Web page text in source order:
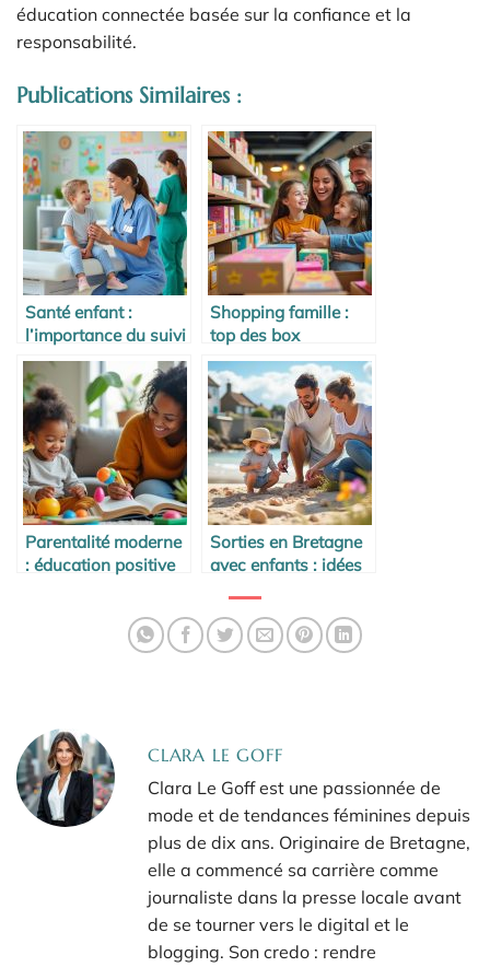
éducation connectée basée sur la confiance et la
responsabilité.
Publications Similaires :
Santé enfant :
l’importance du suivi
médical régulier
Shopping famille :
top des box
mensuelles à tester
Parentalité moderne
: éducation positive
Sorties en Bretagne
avec enfants : idées
CLARA LE GOFF
Clara Le Goff est une passionnée de
mode et de tendances féminines depuis
plus de dix ans. Originaire de Bretagne,
elle a commencé sa carrière comme
journaliste dans la presse locale avant
de se tourner vers le digital et le
blogging. Son credo : rendre